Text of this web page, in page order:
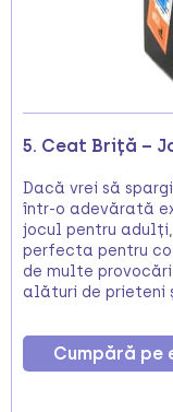
5. Ceat Briță –
Dacă vrei să
într-o adevărată
jocul pentru
perfecta pentru
de multe
alături de prieteni
Cumpără pe